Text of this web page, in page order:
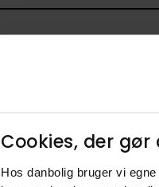
Cookies, der
Hos danbolig bruger vi